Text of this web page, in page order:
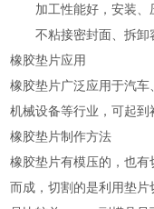
加工性能好，安装、
不粘接密封面、拆卸
橡胶垫片应用
橡胶垫片广泛应用于汽
机械设备等行业，可起到
橡胶垫片制作方法
橡胶垫片有模压的，也
而成，切割的是利用垫